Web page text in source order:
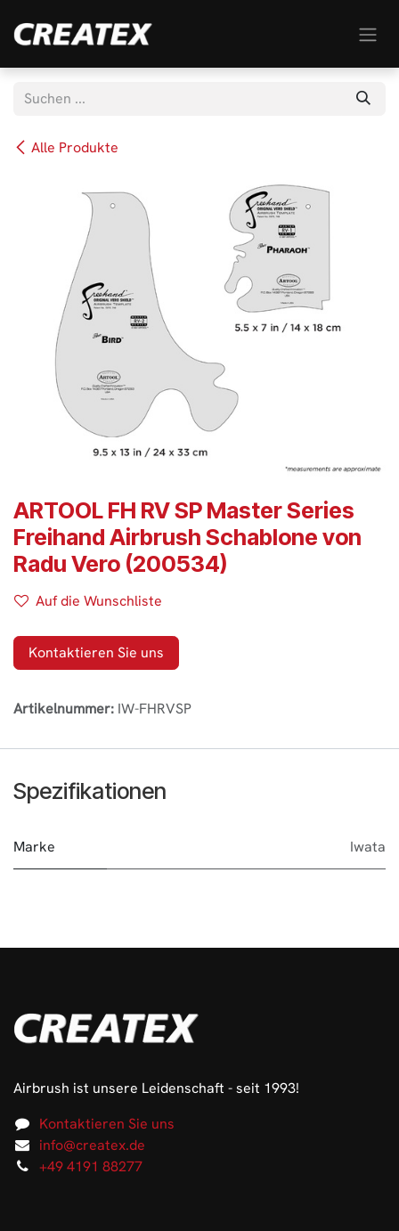
Alle Produkte
ARTOOL FH RV SP Master Series
Freihand Airbrush Schablone von
Radu Vero (200534)
Auf die Wunschliste
Kontaktieren Sie uns
Artikelnummer: IW-FHRVSP
Spezifikationen
Marke Iwata
Airbrush ist unsere Leidenschaft - seit 1993!
Kontaktieren Sie uns
info@createx.de
+49 4191 88277